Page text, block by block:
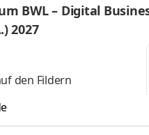
BWL – Digital
2027
den Fildern